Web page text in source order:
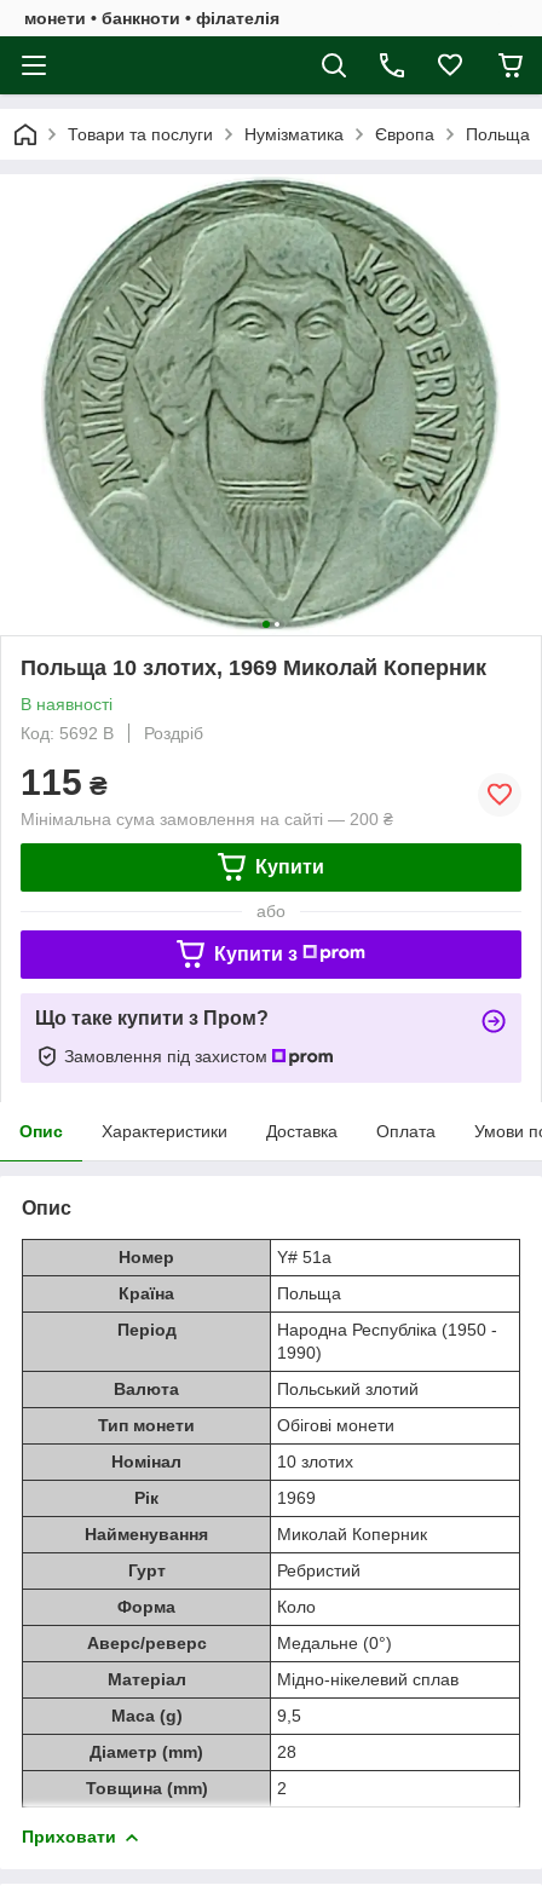
монети • банкноти • філателія
Товари та послуги Нумізматика Європа Польща
Польща 10 злотих, 1969 Миколай Коперник
В наявності
Код: 5692 B
Роздріб
115 ₴
Мінімальна сума замовлення на сайті — 200 ₴
Купити
або
Купити з
Що таке купити з Пром?
Замовлення під захистом
Опис Характеристики Доставка Оплата Умови
Опис
Номер
Y# 51a
Країна
Польща
Період
Народна Республіка (1950 -
1990)
Валюта
Польський злотий
Тип монети
Обігові монети
Номінал
10 злотих
Рік
1969
Найменування
Миколай Коперник
Гурт
Ребристий
Форма
Коло
Аверс/реверс
Медальне (0°)
Матеріал
Мідно-нікелевий сплав
Маса (g)
9,5
Діаметр (mm)
28
Товщина (mm)
2
Приховати